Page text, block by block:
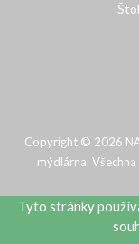
Copyright © 2026
mýdlárna.
Tyto stránky